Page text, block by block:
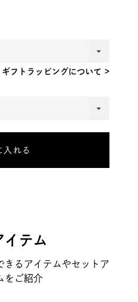
ギフトラッピングについて >
入れる
イテム
きるアイテムやセットア
をご紹介